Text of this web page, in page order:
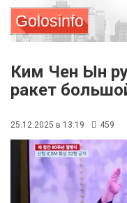
Golosinfo
Ким Чен Ын
ракет
25.12.2025 в 13:19 459